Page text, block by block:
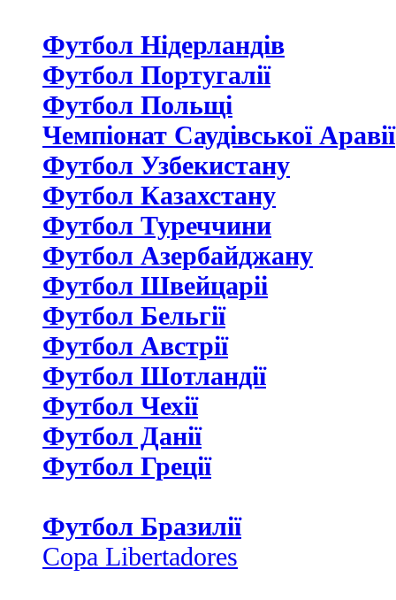
Футбол Нідерландiв
Футбол Португалії
Футбол Польщі
Чемпіонат Саудівської Аравії
Футбол Узбекистану
Футбол Казахстану
Футбол Туреччини
Футбол Азербайджану
Футбол Швейцаріі
Футбол Бельгії
Футбол Австрії
Футбол Шотландії
Футбол Чехії
Футбол Данії
Футбол Греції
Футбол Бразилії
Copa Libertadores